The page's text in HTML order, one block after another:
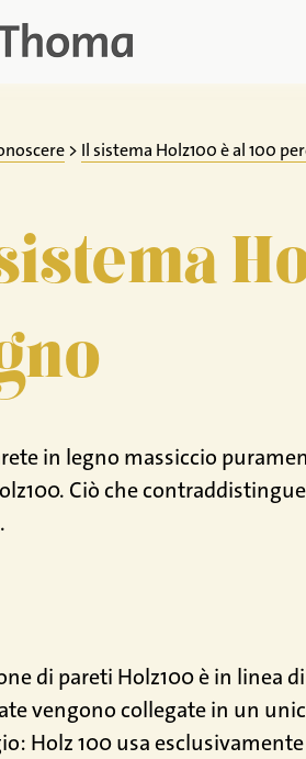
> Il sistema Holz100 è al 100
in legno massiccio
Ciò che
di pareti Holz100 è in linea
vengono collegate in un
Holz 100 usa